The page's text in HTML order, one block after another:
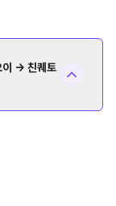
이 → 친퀘토